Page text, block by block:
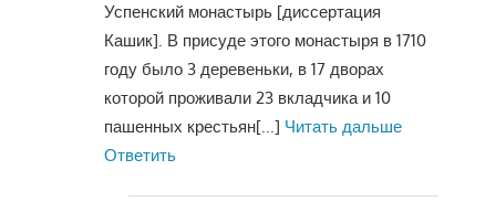
Успенский монастырь [диссертация
Кашик]. В присуде этого монастыря в 1710
году было 3 деревеньки, в 17 дворах
которой проживали 23 вкладчика и 10
пашенных крестьян[...] Читать дальше
Ответить